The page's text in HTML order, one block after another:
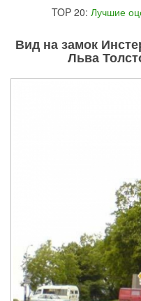
TOP 20: Лучшие
Вид на замок
Льва